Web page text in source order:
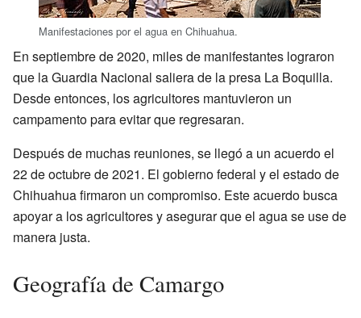
Manifestaciones por el agua en Chihuahua.
En septiembre de 2020, miles de manifestantes lograron
que la Guardia Nacional saliera de la presa La Boquilla.
Desde entonces, los agricultores mantuvieron un
campamento para evitar que regresaran.
Después de muchas reuniones, se llegó a un acuerdo el
22 de octubre de 2021. El gobierno federal y el estado de
Chihuahua firmaron un compromiso. Este acuerdo busca
apoyar a los agricultores y asegurar que el agua se use de
manera justa.
Geografía de Camargo